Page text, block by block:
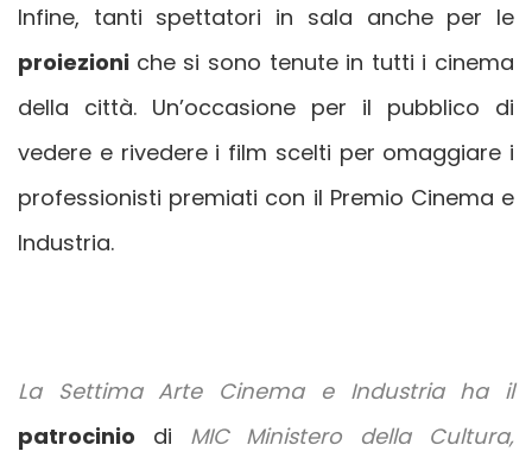
Infine, tanti spettatori in sala anche per le
proiezioni che si sono tenute in tutti i cinema
della città. Un’occasione per il pubblico di
vedere e rivedere i film scelti per omaggiare i
professionisti premiati con il Premio Cinema e
Industria.
La Settima Arte Cinema e Industria ha il
patrocinio di MIC Ministero della Cultura,